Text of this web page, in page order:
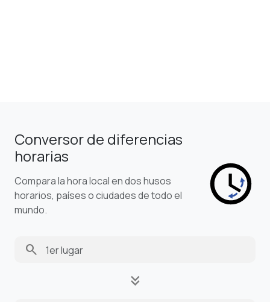
Conversor de diferencias
horarias
Compara la hora local en dos husos
horarios, países o ciudades de todo el
mundo.
search
keyboard_double_arrow_down